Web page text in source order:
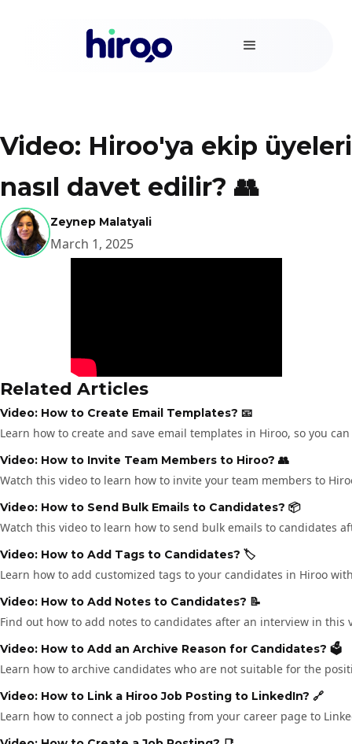
Video: Hiroo'ya ekip üyeleri
nasıl davet edilir? 👥
Zeynep Malatyali
March 1, 2025
Related Articles
Video: How to Create Email Templates? 📧
Learn how to create and save email templates in Hiroo, so you
Video: How to Invite Team Members to Hiroo? 👥
Watch this video to learn how to invite your team members to
Video: How to Send Bulk Emails to Candidates? 📦
Watch this video to learn how to send bulk emails to candidates
Video: How to Add Tags to Candidates? 🏷️
Learn how to add customized tags to your candidates in Hiroo
Video: How to Add Notes to Candidates? 📝
Find out how to add notes to candidates after an interview in this
Video: How to Add an Archive Reason for Candidates? 🗳️
Learn how to archive candidates who are not suitable for the
Video: How to Link a Hiroo Job Posting to LinkedIn? 🔗
Learn how to connect a job posting from your career page to